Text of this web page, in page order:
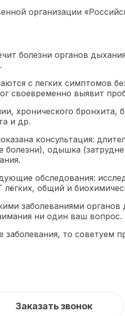
организации
болезни органов
с легких симптомов
своевременно выявит
хронического бронхита,
и др.
консультация:
болезни), одышка
обследования:
лёгких, общий и
заболеваниями
ни один ваш вопрос.
то советуем
Заказать звонок